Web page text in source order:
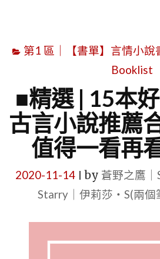
第1 區｜【書單】言情小說
Booklist
■精選 | 15本
古言小說推薦
值得一看再
2020-11-14| by 蒼野之鷹
Starry｜伊莉莎・S(兩個